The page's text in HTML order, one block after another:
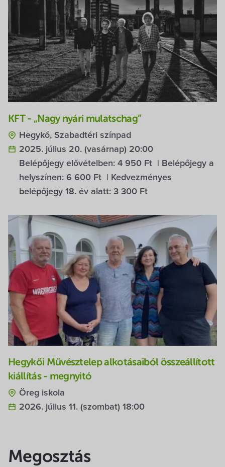
KFT - „Nagy nyári mulatschag”
Hegykő, Szabadtéri színpad
2025. július 20. (vasárnap) 20:00
Belépőjegy elővételben: 4 950 Ft | Belépőjegy a
helyszínen: 6 600 Ft | Kedvezményes
belépőjegy 18. év alatt: 3 300 Ft
Hegykői Művésztelep alkotásaiból összeállított
kiállítás - megnyitó
Öreg iskola
2026. július 11. (szombat) 18:00
Megosztás